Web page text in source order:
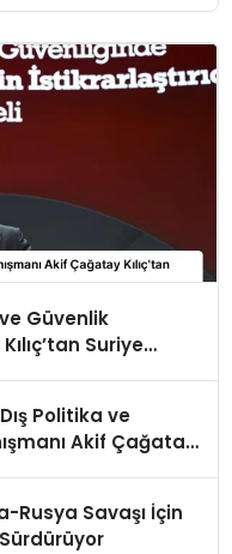
Güvenlik
Suriye
Politika ve
Akif Çağatay
Rusya Savaşı İçin
Sürdürüyor